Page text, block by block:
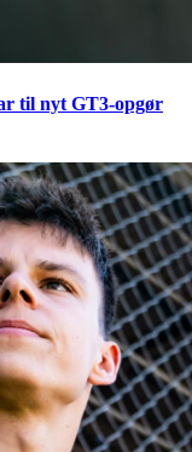
til nyt GT3-opgør